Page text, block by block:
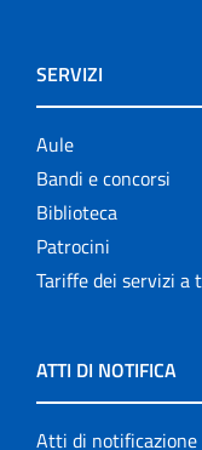
SERVIZI
Aule
Bandi e concorsi
Biblioteca
Patrocini
Tariffe dei servizi a
ATTI DI NOTIFICA
Atti di notificazione